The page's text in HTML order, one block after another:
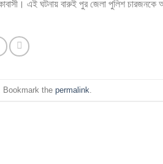
এই ঘটনায় বারুই পুর জেলা পুলিশ
Bookmark the permalink